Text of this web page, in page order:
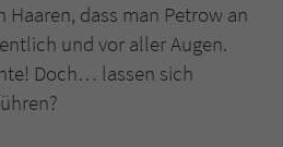
dass man Petrow an
und vor aller Augen.
Doch… lassen sich